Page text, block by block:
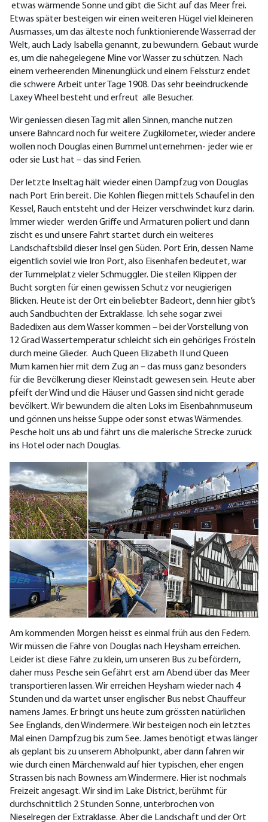
etwas wärmende Sonne und gibt die Sicht auf das Meer frei.
Etwas später besteigen wir einen weiteren Hügel viel kleineren
Ausmasses, um das älteste noch funktionierende Wasserrad der
Welt, auch Lady Isabella genannt, zu bewundern. Gebaut wurde
es, um die nahegelegene Mine vor Wasser zu schützen. Nach
einem verheerenden Minenunglück und einem Felssturz endet
die schwere Arbeit unter Tage 1908. Das sehr beeindruckende
Laxey Wheel besteht und erfreut alle Besucher.
Wir geniessen diesen Tag mit allen Sinnen, manche nutzen
unsere Bahncard noch für weitere Zugkilometer, wieder andere
wollen noch Douglas einen Bummel unternehmen- jeder wie er
oder sie Lust hat – das sind Ferien.
Der letzte Inseltag hält wieder einen Dampfzug von Douglas
nach Port Erin bereit. Die Kohlen fliegen mittels Schaufel in den
Kessel, Rauch entsteht und der Heizer verschwindet kurz darin.
Immer wieder werden Griffe und Armaturen poliert und dann
zischt es und unsere Fahrt startet durch ein weiteres
Landschaftsbild dieser Insel gen Süden. Port Erin, dessen Name
eigentlich soviel wie Iron Port, also Eisenhafen bedeutet, war
der Tummelplatz vieler Schmuggler. Die steilen Klippen der
Bucht sorgten für einen gewissen Schutz vor neugierigen
Blicken. Heute ist der Ort ein beliebter Badeort, denn hier gibt’s
auch Sandbuchten der Extraklasse. Ich sehe sogar zwei
Badedixen aus dem Wasser kommen – bei der Vorstellung von
12 Grad Wassertemperatur schleicht sich ein gehöriges Frösteln
durch meine Glieder. Auch Queen Elizabeth II und Queen
Mum kamen hier mit dem Zug an – das muss ganz besonders
für die Bevölkerung dieser Kleinstadt gewesen sein. Heute aber
pfeift der Wind und die Häuser und Gassen sind nicht gerade
bevölkert. Wir bewundern die alten Loks im Eisenbahnmuseum
und gönnen uns heisse Suppe oder sonst etwas Wärmendes.
Pesche holt uns ab und fährt uns die malerische Strecke zurück
ins Hotel oder nach Douglas.
Am kommenden Morgen heisst es einmal früh aus den Federn.
Wir müssen die Fähre von Douglas nach Heysham erreichen.
Leider ist diese Fähre zu klein, um unseren Bus zu befördern,
daher muss Pesche sein Gefährt erst am Abend über das Meer
transportieren lassen. Wir erreichen Heysham wieder nach 4
Stunden und da wartet unser englischer Bus nebst Chauffeur
namens James. Er bringt uns heute zum grössten natürlichen
See Englands, den Windermere. Wir besteigen noch ein letztes
Mal einen Dampfzug bis zum See. James benötigt etwas länger
als geplant bis zu unserem Abholpunkt, aber dann fahren wir
wie durch einen Märchenwald auf hier typischen, eher engen
Strassen bis nach Bowness am Windermere. Hier ist nochmals
Freizeit angesagt. Wir sind im Lake District, berühmt für
durchschnittlich 2 Stunden Sonne, unterbrochen von
Nieselregen der Extraklasse. Aber die Landschaft und der Ort